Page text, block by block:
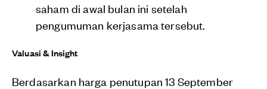
saham di awal bulan ini setelah
pengumuman kerjasama tersebut.
Valuasi & Insight
Berdasarkan harga penutupan 13 September